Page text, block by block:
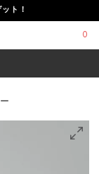
ト！
0